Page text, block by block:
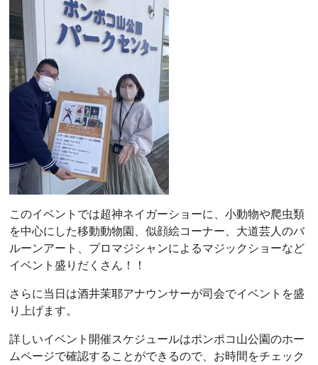
このイベントでは超神ネイガーショーに、小動物や爬虫類
を中心にした移動動物園、似顔絵コーナー、大道芸人のバ
ルーンアート、プロマジシャンによるマジックショーなど
イベント盛りだくさん！！
さらに当日は酒井茉耶アナウンサーが司会でイベントを盛
り上げます。
詳しいイベント開催スケジュールはポンポコ山公園のホー
ムページで確認することができるので、お時間をチェック